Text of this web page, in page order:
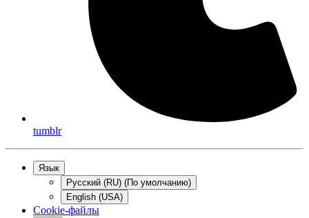
tumblr
Язык
Русский (RU) (По умолчанию)
English (USA)
Cookie-файлы